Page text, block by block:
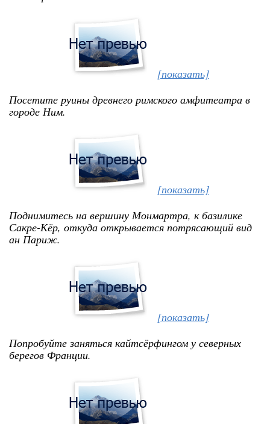
[показать]
Посетите руины древнего римского амфитеатра в
городе Ним.
[показать]
Поднимитесь на вершину Монмартра, к базилике
Сакре-Кёр, откуда открывается потрясающий вид
ан Париж.
[показать]
Попробуйте заняться кайтсёрфингом у северных
берегов Франции.